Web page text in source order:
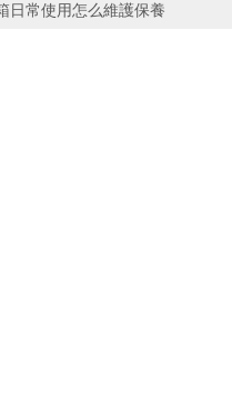
日常使用怎么維護保養